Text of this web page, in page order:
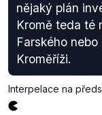
nějaký plán
Kromě teda té
Farského
Kroměříži.
Interpelace na